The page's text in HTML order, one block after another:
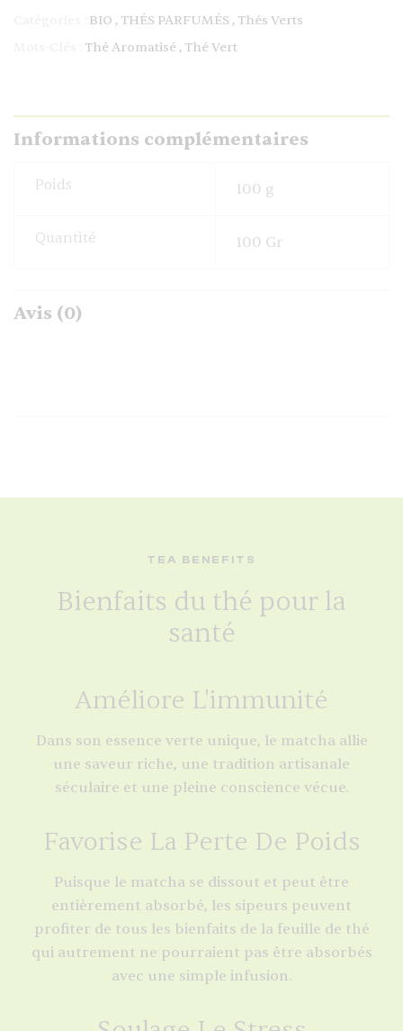
BIO , THÉS PARFUMÉS , Thés Verts
Thé Aromatisé , Thé Vert
Informations complémentaires
Poids 100 g
Quantité 100 Gr
Avis (0)
TEA BENEFITS
Bienfaits du thé pour la
santé
Améliore L'immunité
Dans son essence verte unique, le matcha allie
une saveur riche, une tradition artisanale
séculaire et une pleine conscience vécue.
Favorise La Perte De Poids
Puisque le matcha se dissout et peut être
entièrement absorbé, les sipeurs peuvent
profiter de tous les bienfaits de la feuille de thé
qui autrement ne pourraient pas être absorbés
avec une simple infusion.